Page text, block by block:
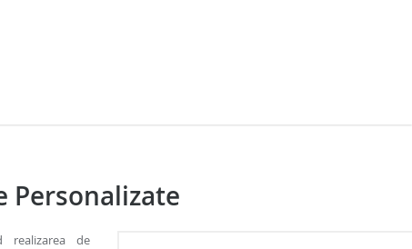
Personalizate
realizarea de